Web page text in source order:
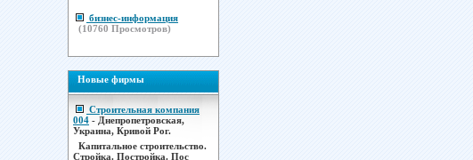
бизнес-информация
(10760 Просмотров)
Новые фирмы
Строительная компания
004 - Днепропетровская,
Украина, Кривой Рог.
Капитальное строительство.
Стройка. Постройка. Пос